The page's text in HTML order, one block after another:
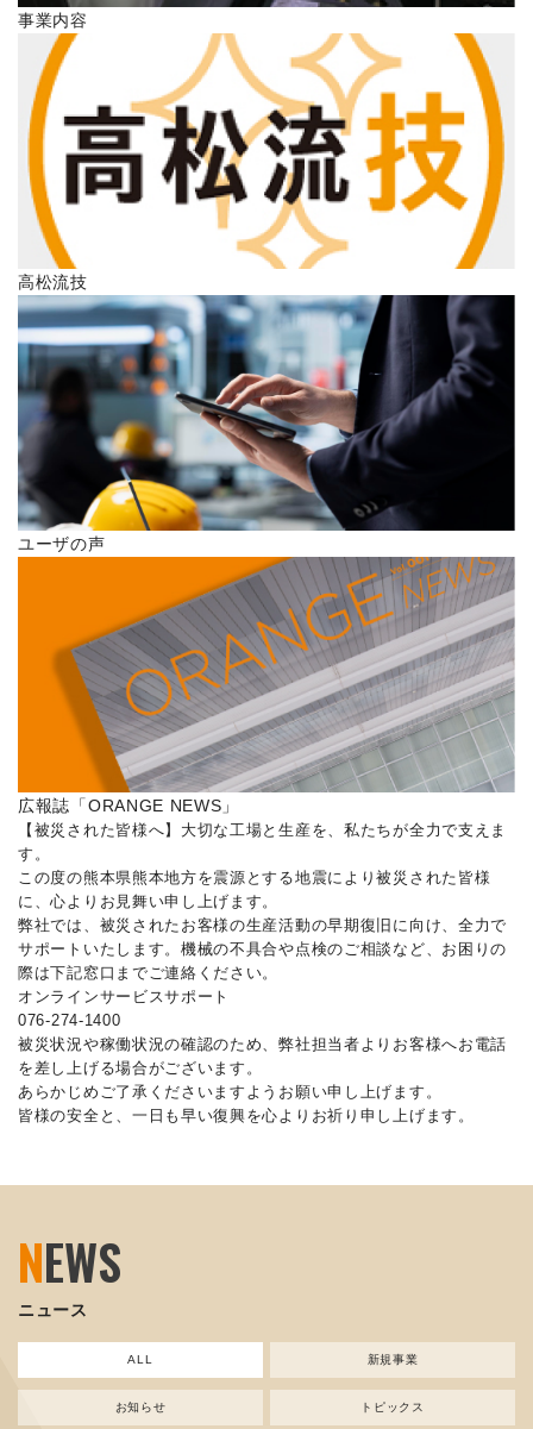
ENGLISH
事業内容
高松流技
ユーザの声
広報誌「ORANGE NEWS」
【被災された皆様へ】大切な工場と生産を、私たちが全力で支えま
す。
この度の熊本県熊本地方を震源とする地震により被災された皆様
に、心よりお見舞い申し上げます。
弊社では、被災されたお客様の生産活動の早期復旧に向け、全力で
サポートいたします。機械の不具合や点検のご相談など、お困りの
際は下記窓口までご連絡ください。
オンラインサービスサポート
076-274-1400
被災状況や稼働状況の確認のため、弊社担当者よりお客様へお電話
を差し上げる場合がございます。
あらかじめご了承くださいますようお願い申し上げます。
皆様の安全と、一日も早い復興を心よりお祈り申し上げます。
NEWS
ニュース
ALL 新規事業
お知らせ トピックス